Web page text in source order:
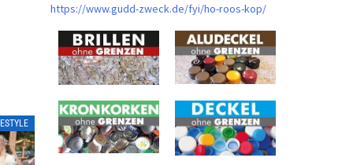
https://www.gudd-zweck.de/fyi/ho-roos-kop/